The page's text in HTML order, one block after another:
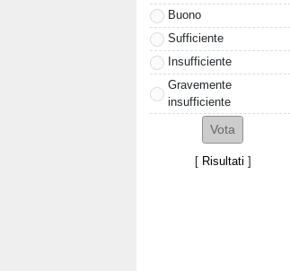
Buono
Sufficiente
Insufficiente
Gravemente
insufficiente
[ Risultati ]